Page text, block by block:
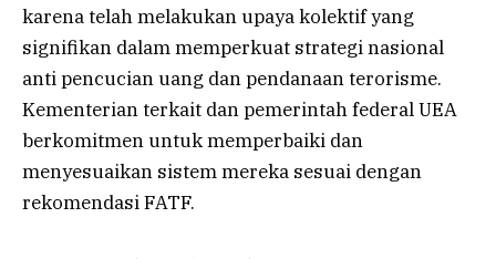
karena telah melakukan upaya kolektif yang
signifikan dalam memperkuat strategi nasional
anti pencucian uang dan pendanaan terorisme.
Kementerian terkait dan pemerintah federal UEA
berkomitmen untuk memperbaiki dan
menyesuaikan sistem mereka sesuai dengan
rekomendasi FATF.